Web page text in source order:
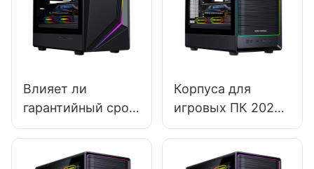
Влияет ли
гарантийный срок
корпусов игровых
покупателей о
Корпуса для
игровых ПК 2025
года: какие
рассчитаны на